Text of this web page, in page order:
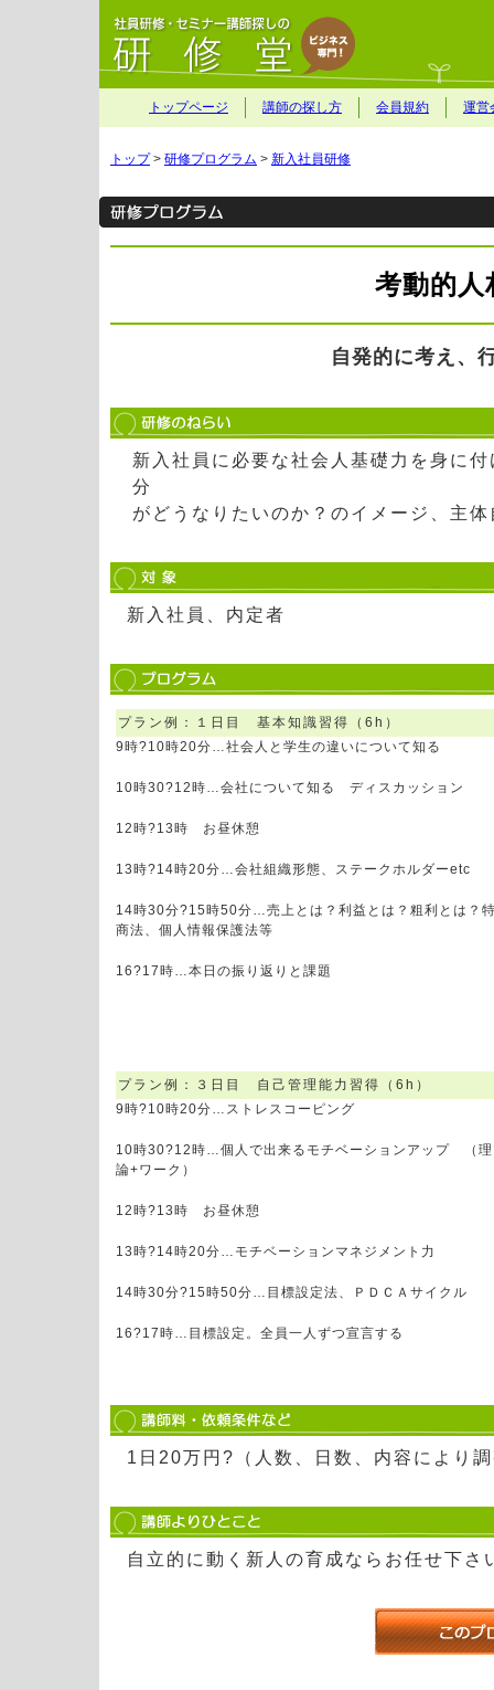
トップページ 講師の探し方 会員規約 運営
トップ> 研修プログラム > 新入社員研修
考動的人
自発的に考え、
新入社員に必要な社会人基礎力を身に
分
がどうなりたいのか？のイメージ、主
新入社員、内定者
プラン例：１日目 基本知識習得（6h）
9時?10時20分…社会人と学生の違いについて知る
10時30?12時…会社について知る ディスカッション
12時?13時 お昼休憩
13時?14時20分…会社組織形態、ステークホルダーetc
14時30分?15時50分…売上とは？利益とは？粗利とは？
商法、個人情報保護法等
16?17時…本日の振り返りと課題
プラン例：３日目 自己管理能力習得（6h）
9時?10時20分…ストレスコーピング
10時30?12時…個人で出来るモチベーションアップ （理
論+ワーク）
12時?13時 お昼休憩
13時?14時20分…モチベーションマネジメント力
14時30分?15時50分…目標設定法、ＰＤＣＡサイクル
16?17時…目標設定。全員一人ずつ宣言する
1日20万円?（人数、日数、内容により
自立的に動く新人の育成ならお任せ下さ